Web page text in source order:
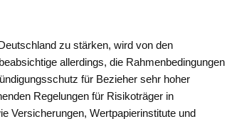
zu stärken, wird von den
allerdings, die Rahmenbedingungen
für Bezieher sehr hoher
Regelungen für Risikoträger in
Versicherungen, Wertpapierinstitute und